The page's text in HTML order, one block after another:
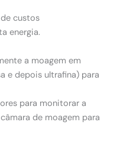
custos
energia.
a moagem em
e depois ultrafina) para
para monitorar a
de moagem para